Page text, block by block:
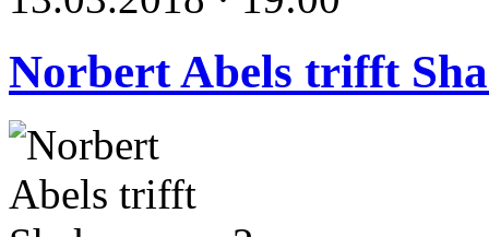
Norbert Abels trifft